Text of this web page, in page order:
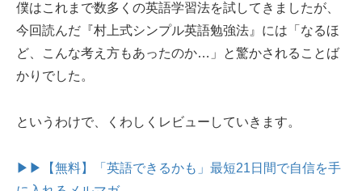
僕はこれまで数多くの英語学習法を試してきましたが、
今回読んだ『村上式シンプル英語勉強法』には「なるほ
ど、こんな考え方もあったのか…」と驚かされることば
かりでした。
というわけで、くわしくレビューしていきます。
▶▶【無料】「英語できるかも」最短21日間で自信を手